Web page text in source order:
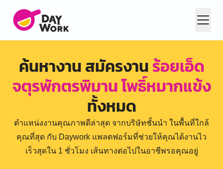
ค้นหางาน สมัครงานร้อยเอ็ด
จตุรพักตรพิมาน โพธิ์หมากแข้ง
ทั้งหมด
ตำแหน่งงานคุณภาพดีล่าสุด จากบริษัทชั้นนำ ในพื้นที่ใกล้
คุณที่สุด กับ Daywork แพลตฟอร์มที่ช่วยให้คุณได้งานไว
เร็วสุดใน 1 ชั่วโมง เส้นทางต่อไปในอาชีพรอคุณอยู่